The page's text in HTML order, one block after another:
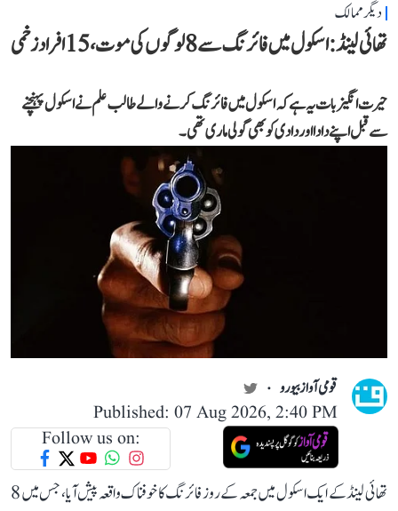
دیگر ممالک
تھائی لینڈ: اسکول میں فائرنگ سے 8 لوگوں کی موت، 15 افراد زخمی
حیرت انگیز بات یہ ہے کہ اسکول میں فائرنگ کرنے والے طالب علم نے اسکول پہنچنے
سے قبل اپنے دادا اور دادی کو بھی گولی ماری تھی۔
قومی آواز بیورو
Published: 07 Aug 2026, 2:40 PM
Follow us on:
تھائی لینڈ کے ایک اسکول میں جمعہ کے روز فائرنگ کا خوفناک واقعہ پیش آیا، جس میں 8